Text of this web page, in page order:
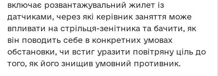
включає розвантажувальний жилет із
датчиками, через які керівник заняття може
впливати на стрільця-зенітника та бачити, як
він поводить себе в конкретних умовах
обстановки, чи встиг уразити повітряну ціль до
того, як його знищив умовний противник.